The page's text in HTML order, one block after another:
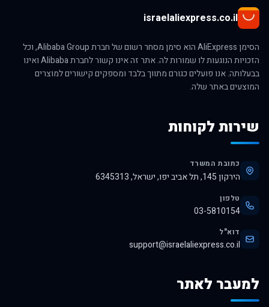
israelaliexpress.co.il
הסימן AliExpress הוא סימן מסחר רשום של חברת Alibaba Group, וכל
הזכויות הנוגעות לו שמורות לה. אתר זה אינו קשור לחברת Alibaba ואינו
בבעלותה. אנו פועלים כגורם מתווך בלבד ומספקים קישורים למוצרים
המוצעים באתר שלה.
שירות לקוחות
כתובת המשרד
הירקון 145, תל אביב יפו, ישראל, 6345313
טלפון
03-5810154
דוא"ל
support@israelaliexpress.co.il
למעבר לאתר
לרכישה באלי אקספרס